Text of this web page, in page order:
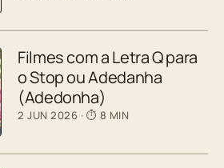
Filmes com a Letra Q para
o Stop ou Adedanha
(Adedonha)
2 JUN 2026 · ⏱ 8 MIN